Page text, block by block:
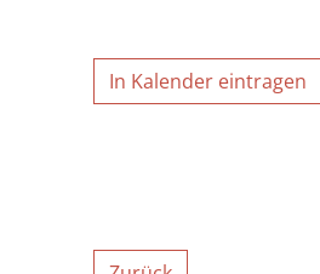
In Kalender eintragen